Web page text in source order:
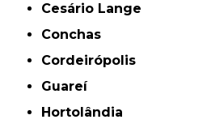
Cesário Lange
Conchas
Cordeirópolis
Guareí
Hortolândia